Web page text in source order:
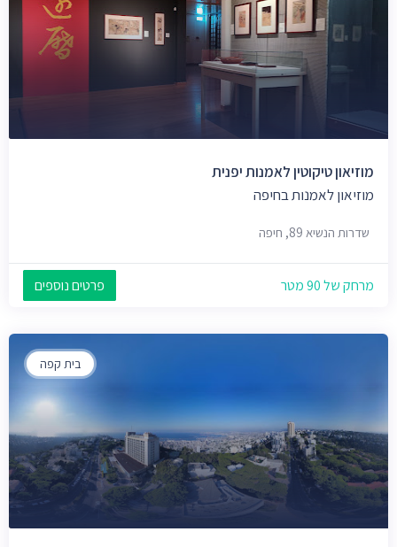
מוזיאון טיקוטין לאמנות יפנית
מוזיאון לאמנות בחיפה
שדרות הנשיא 89, חיפה
מרחק של 90 מטר פרטים נוספים
בית קפה